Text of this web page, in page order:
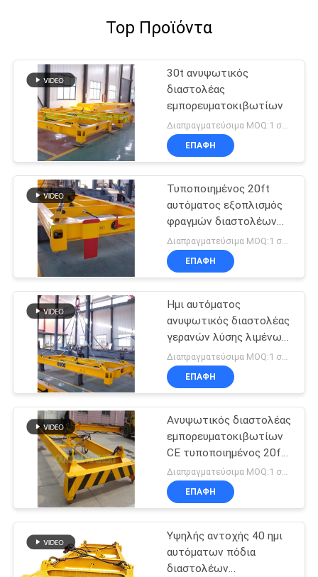
Top Προϊόντα
30t ανυψωτικός
διαστολέας
εμπορευματοκιβωτίων
Διαπραγματεύσιμα MOQ:1 σύνολο
ΕΠΑΦΉ
Τυποποιημένος 20ft
αυτόματος εξοπλισμός
φραγμών διαστολέων
εμπορευματοκιβωτίων
ανυψωτικός
ΕΠΑΦΉ
Ημι αυτόματος
ανυψωτικός διαστολέας
γερανών λύσης λιμένων
20ft
ΕΠΑΦΉ
Ανυψωτικός διαστολέας
εμπορευματοκιβωτίων
CE τυποποιημένος 20ft
μηχανικός
Διαπραγματεύσιμα MOQ:1 σύνολο
ΕΠΑΦΉ
Υψηλής αντοχής 40 ημι
αυτόματων πόδια
διαστολέων